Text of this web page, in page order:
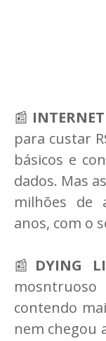
📰
para custar
básicos e
dados. Mas
milhões de
anos, com o
📰 DYING
contendo
nem chegou